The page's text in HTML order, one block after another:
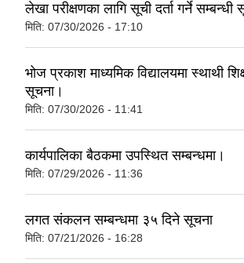
लेखा परीक्षणका लागि सूची दर्ता गर्ने सम्बन्धी
मिति: 07/30/2026 - 17:10
भोज प्रकाश माध्यमिक विद्यालयमा स्थाथी
सूचना।
मिति: 07/30/2026 - 11:41
कार्यपालिका बैठकमा उपस्थित सम्बन्धमा।
मिति: 07/29/2026 - 11:36
लगत संकलन सम्बन्धमा ३५ दिने सूचना
मिति: 07/21/2026 - 16:28